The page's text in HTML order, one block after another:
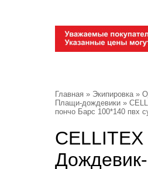
Главная » Экипировка»
Плащи-дождевики »
пончо Барс 100*140 пвх
CELLITEX